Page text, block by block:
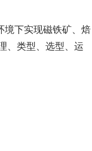
境下实现磁铁矿、焙
、类型、选型、运